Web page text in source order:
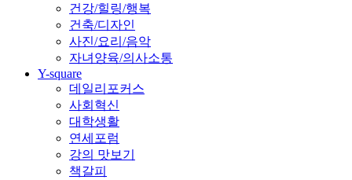
건강/힐링/행복
건축/디자인
사진/요리/음악
자녀양육/의사소통
Y-square
데일리포커스
사회혁신
대학생활
연세포럼
강의 맛보기
책갈피